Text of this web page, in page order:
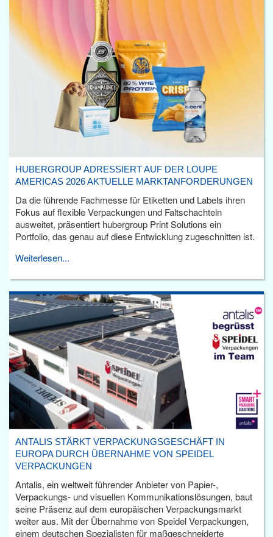
HUBERGROUP ADRESSIERT AUF DER LOUPE
AMERICAS 2026 AKTUELLE MARKTANFORDERUNGEN
Da die führende Fachmesse für Etiketten und Labels ihren
Fokus auf flexible Verpackungen und Faltschachteln
ausweitet, präsentiert hubergroup Print Solutions ein
Portfolio, das genau auf diese Entwicklung zugeschnitten ist.
Weiterlesen...
ANTALIS STÄRKT VERPACKUNGSGESCHÄFT IN
EUROPA DURCH ÜBERNAHME VON SPEIDEL
VERPACKUNGEN
Antalis, ein weltweit führender Anbieter von Papier-,
Verpackungs- und visuellen Kommunikationslösungen, baut
seine Präsenz auf dem europäischen Verpackungsmarkt
weiter aus. Mit der Übernahme von Speidel Verpackungen,
einem deutschen Spezialisten für maßgeschneiderte